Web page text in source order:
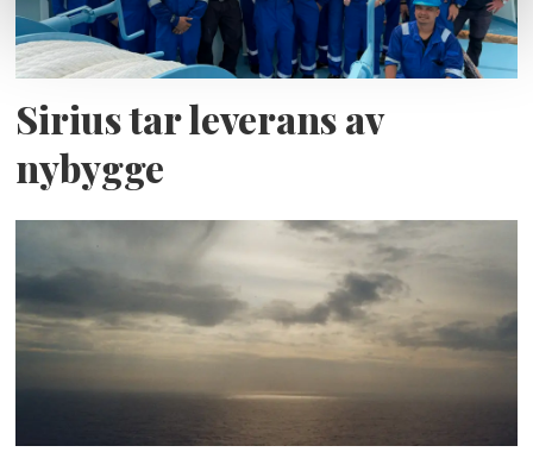
Sirius tar leverans av
nybygge